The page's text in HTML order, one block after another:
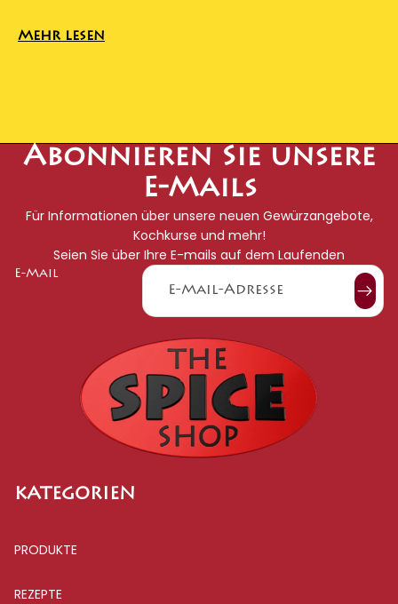
Mehr lesen
Abonnieren Sie unsere
E-Mails
Für Informationen über unsere neuen Gewürzangebote,
Kochkurse und mehr!
Seien Sie über Ihre E-mails auf dem Laufenden
E-Mail
KATEGORIEN
PRODUKTE
REZEPTE